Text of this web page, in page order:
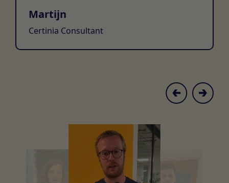
Martijn
Certinia Consultant